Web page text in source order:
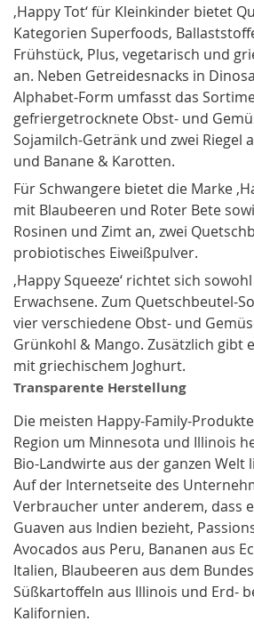
‚Happy Tot‘ für Kleinkinder bietet
Kategorien Superfoods,
Frühstück, Plus, vegetarisch und
an. Neben Getreidesnacks in
Alphabet-Form umfasst das
gefriergetrocknete Obst- und
Sojamilch-Getränk und zwei Riegel
und Banane & Karotten.
Für Schwangere bietet die Marke
mit Blaubeeren und Roter Bete
Rosinen und Zimt an, zwei
probiotisches Eiweißpulver.
‚Happy Squeeze‘ richtet sich
Erwachsene. Zum Quetschbeutel-
vier verschiedene Obst- und
Grünkohl & Mango. Zusätzlich gibt
mit griechischem Joghurt.
Transparente Herstellung
Die meisten Happy-Family-
Region um Minnesota und Illinois
Bio-Landwirte aus der ganzen Welt
Auf der Internetseite des
Verbraucher unter anderem, dass
Guaven aus Indien bezieht,
Avocados aus Peru, Bananen aus
Italien, Blaubeeren aus dem
Süßkartoffeln aus Illinois und Erd-
Kalifornien.